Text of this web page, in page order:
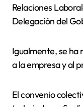
Relaciones
Delegación del
Igualmente, se ha
a la empresa y al
El convenio